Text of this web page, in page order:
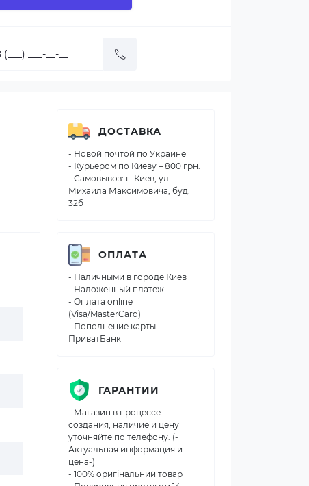
ДОСТАВКА
- Новой почтой по Украине
- Курьером по Киеву – 800 грн.
- Самовывоз: г. Киев, ул.
Михаила Максимовича, буд.
32б
ОПЛАТА
- Наличными в городе Киев
- Наложенный платеж
- Оплата online
(Visa/MasterCard)
- Пополнение карты
ПриватБанк
ГАРАНТИИ
- Магазин в процессе
создания, наличие и цену
уточняйте по телефону. (-
Актуальная информация и
цена-)
- 100% оригінальний товар